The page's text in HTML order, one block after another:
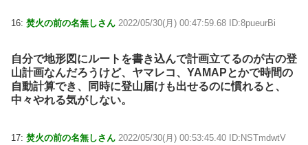
16: 焚火の前の名無しさん 2022/05/30(月) 00:47:59.68 ID:8pueurBi
自分で地形図にルートを書き込んで計画立てるのが古の登
山計画なんだろうけど、ヤマレコ、YAMAPとかで時間の
自動計算でき、同時に登山届けも出せるのに慣れると、
中々やれる気がしない。
17: 焚火の前の名無しさん 2022/05/30(月) 00:53:45.40 ID:NSTmdwtV